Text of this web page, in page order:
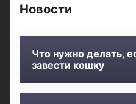
Новости
Что нужно делать,
завести кошку